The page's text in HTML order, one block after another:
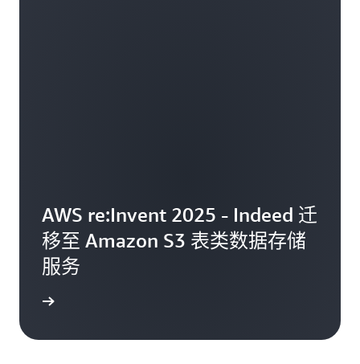
AWS re:Invent 2025 - Indeed 迁
移至 Amazon S3 表类数据存储
服务